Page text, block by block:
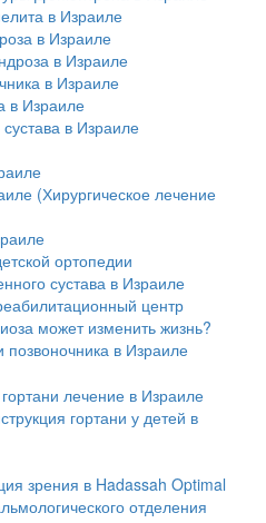
в Израиле
в Израиле
в Израиле
в Израиле
в Израиле
в Израиле
(Хирургическое лечение
ортопедии
сустава в Израиле
центр
может изменить жизнь?
в Израиле
лечение в Израиле
гортани у детей в
зрения в Hadassah Optimal
отделения